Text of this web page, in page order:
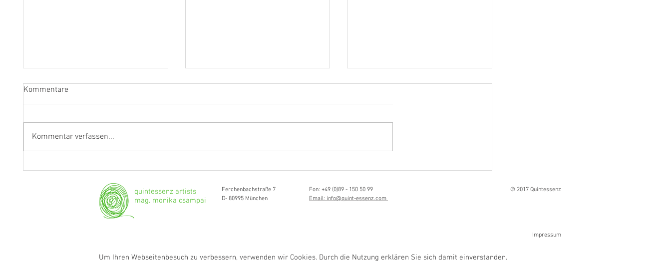
musikalische Grenzgängerin
Kommentare
Kommentar verfassen...
quintessenz artists
mag. monika csampai
Ferchenbachstraße 7
D- 80995 München
Fon: +49 (0)89 - 150 50 99
Email: info@quint-essenz.com
© 2017 Quintessenz
Impressum
Um Ihren Webseitenbesuch zu verbessern, verwenden wir Cookies. Durch die Nutzung erklären Sie sich damit einverstanden.